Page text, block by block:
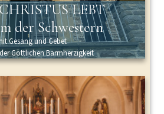
LEBT
der Schwestern
Gesang und Gebet
Göttlichen Barmherzigkeit